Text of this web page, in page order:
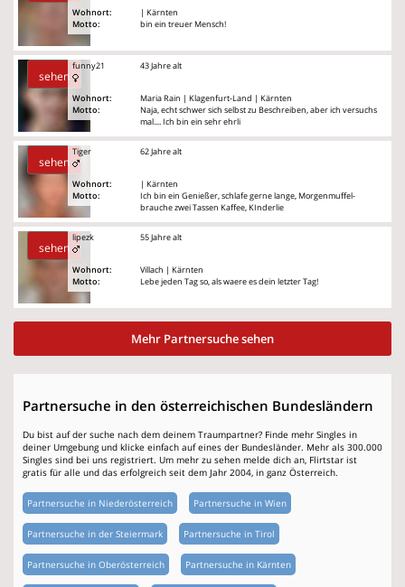
Wohnort:
Motto:
| Kärnten
bin ein treuer Mensch!
sehen
funny21
Wohnort:
Motto:
43 Jahre alt
Maria Rain | Klagenfurt-Land | Kärnten
Naja, echt schwer sich selbst zu Beschreiben, aber ich versuchs
mal.... Ich bin ein sehr ehrli
sehen
Tiger
Wohnort:
Motto:
62 Jahre alt
| Kärnten
Ich bin ein Genießer, schlafe gerne lange, Morgenmuffel-
brauche zwei Tassen Kaffee, KInderlie
sehen
lipezk
Wohnort:
Motto:
55 Jahre alt
Villach | Kärnten
Lebe jeden Tag so, als waere es dein letzter Tag!
Mehr Partnersuche sehen
Partnersuche in den österreichischen Bundesländern
Du bist auf der suche nach dem deinem Traumpartner? Finde mehr Singles in
deiner Umgebung und klicke einfach auf eines der Bundesländer. Mehr als 300.000
Singles sind bei uns registriert. Um mehr zu sehen melde dich an, Flirtstar ist
gratis für alle und das erfolgreich seit dem Jahr 2004, in ganz Österreich.
Partnersuche in Niederösterreich Partnersuche in Wien
Partnersuche in der Steiermark Partnersuche in Tirol
Partnersuche in Oberösterreich Partnersuche in Kärnten